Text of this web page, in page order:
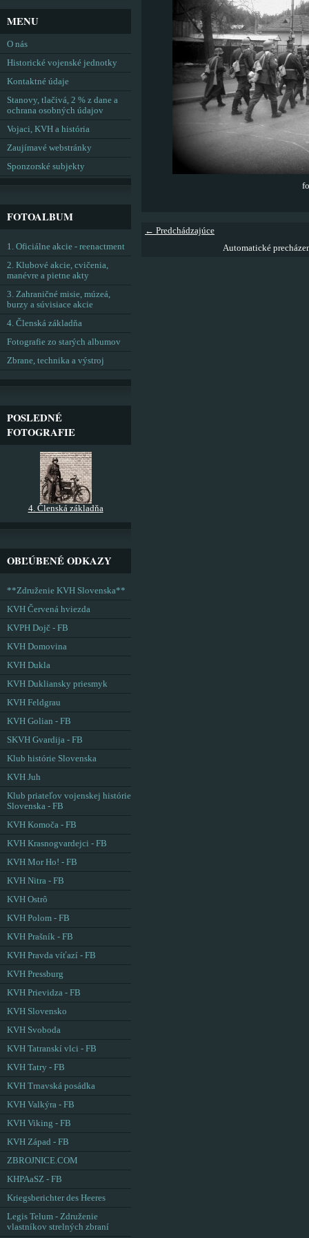
← Predchádzajúce
Automatické
MENU
O nás
Historické vojenské jednotky
Kontaktné údaje
Stanovy, tlačivá, 2 % z dane a
ochrana osobných údajov
Vojaci, KVH a história
Zaujímavé webstránky
Sponzorské subjekty
FOTOALBUM
1. Oficiálne akcie - reenactment
2. Klubové akcie, cvičenia,
manévre a pietne akty
3. Zahraničné misie, múzeá,
burzy a súvisiace akcie
4. Členská základňa
Fotografie zo starých albumov
Zbrane, technika a výstroj
POSLEDNÉ
FOTOGRAFIE
4. Členská základňa
OBĽÚBENÉ ODKAZY
**Združenie KVH Slovenska**
KVH Červená hviezda
KVPH Dojč - FB
KVH Domovina
KVH Dukla
KVH Dukliansky priesmyk
KVH Feldgrau
KVH Golian - FB
SKVH Gvardija - FB
Klub histórie Slovenska
KVH Juh
Klub priateľov vojenskej histórie
Slovenska - FB
KVH Komoča - FB
KVH Krasnogvardejci - FB
KVH Mor Ho! - FB
KVH Nitra - FB
KVH Ostrô
KVH Polom - FB
KVH Prašník - FB
KVH Pravda víťazí - FB
KVH Pressburg
KVH Prievidza - FB
KVH Slovensko
KVH Svoboda
KVH Tatranskí vlci - FB
KVH Tatry - FB
KVH Trnavská posádka
KVH Valkýra - FB
KVH Viking - FB
KVH Západ - FB
ZBROJNICE.COM
KHPAaSZ - FB
Kriegsberichter des Heeres
Legis Telum - Združenie
vlastníkov strelných zbraní